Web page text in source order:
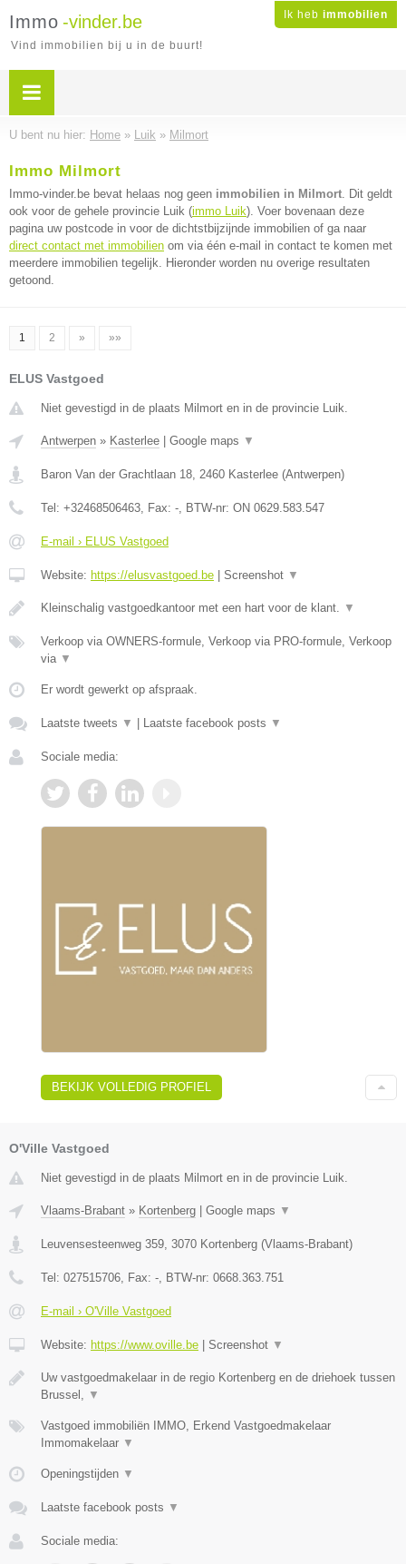
Ik heb immobilien
Immo -vinder.be
Vind immobilien bij u in de buurt!
U bent nu hier: Home » Luik » Milmort
Immo Milmort
Immo-vinder.be bevat helaas nog geen immobilien in Milmort. Dit geldt
ook voor de gehele provincie Luik (immo Luik). Voer bovenaan deze
pagina uw postcode in voor de dichtstbijzijnde immobilien of ga naar
direct contact met immobilien om via één e-mail in contact te komen met
meerdere immobilien tegelijk. Hieronder worden nu overige resultaten
getoond.
1 2 » »»
ELUS Vastgoed
Niet gevestigd in de plaats Milmort en in de provincie Luik.
Antwerpen » Kasterlee Google maps ▼
Baron Van der Grachtlaan 18, 2460 Kasterlee (Antwerpen)
Tel: +32468506463, Fax: -, BTW-nr: ON 0629.583.547
E-mail › ELUS Vastgoed
Website: https://elusvastgoed.be Screenshot ▼
Kleinschalig vastgoedkantoor met een hart voor de klant. ▼
Verkoop via OWNERS-formule, Verkoop via PRO-formule, Verkoop
via ▼
Er wordt gewerkt op afspraak.
Laatste tweets ▼ Laatste facebook posts ▼
Sociale media:
BEKIJK VOLLEDIG PROFIEL
O'Ville Vastgoed
Niet gevestigd in de plaats Milmort en in de provincie Luik.
Vlaams-Brabant » Kortenberg Google maps ▼
Leuvensesteenweg 359, 3070 Kortenberg (Vlaams-Brabant)
Tel: 027515706, Fax: -, BTW-nr: 0668.363.751
E-mail › O'Ville Vastgoed
Website: https://www.oville.be Screenshot ▼
Uw vastgoedmakelaar in de regio Kortenberg en de driehoek tussen
Brussel, ▼
Vastgoed immobiliën IMMO, Erkend Vastgoedmakelaar
Immomakelaar ▼
Openingstijden ▼
Laatste facebook posts ▼
Sociale media: